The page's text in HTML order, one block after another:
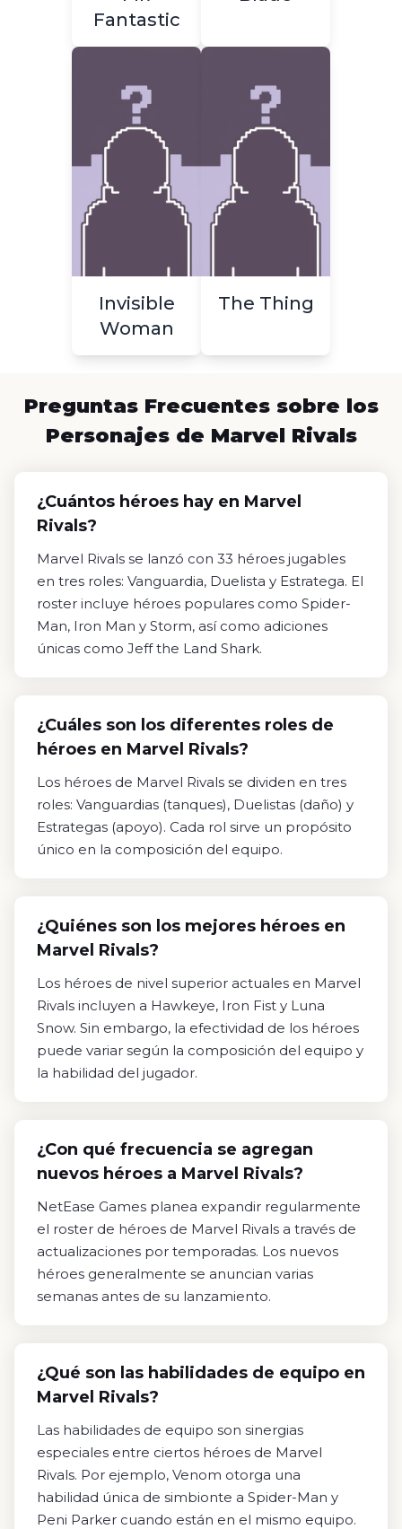
Fantastic
Invisible
Woman
The Thing
Preguntas Frecuentes sobre los
Personajes de Marvel Rivals
¿Cuántos héroes hay en Marvel
Rivals?
Marvel Rivals se lanzó con 33 héroes jugables
en tres roles: Vanguardia, Duelista y Estratega. El
roster incluye héroes populares como Spider-
Man, Iron Man y Storm, así como adiciones
únicas como Jeff the Land Shark.
¿Cuáles son los diferentes roles de
héroes en Marvel Rivals?
Los héroes de Marvel Rivals se dividen en tres
roles: Vanguardias (tanques), Duelistas (daño) y
Estrategas (apoyo). Cada rol sirve un propósito
único en la composición del equipo.
¿Quiénes son los mejores héroes en
Marvel Rivals?
Los héroes de nivel superior actuales en Marvel
Rivals incluyen a Hawkeye, Iron Fist y Luna
Snow. Sin embargo, la efectividad de los héroes
puede variar según la composición del equipo y
la habilidad del jugador.
¿Con qué frecuencia se agregan
nuevos héroes a Marvel Rivals?
NetEase Games planea expandir regularmente
el roster de héroes de Marvel Rivals a través de
actualizaciones por temporadas. Los nuevos
héroes generalmente se anuncian varias
semanas antes de su lanzamiento.
¿Qué son las habilidades de equipo en
Marvel Rivals?
Las habilidades de equipo son sinergias
especiales entre ciertos héroes de Marvel
Rivals. Por ejemplo, Venom otorga una
habilidad única de simbionte a Spider-Man y
Peni Parker cuando están en el mismo equipo.